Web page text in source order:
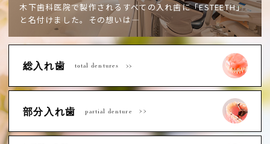
木下歯科医院で製作されるすべての入れ歯に「ESTEETH」
と名付けました。 その想いは―
総入れ歯 total dentures
部分入れ歯 partial denture